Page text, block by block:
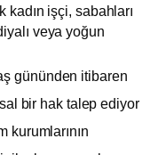
kadın işçi, sabahları
veya yoğun
gününden itibaren
bir hak talep ediyor
kurumlarının